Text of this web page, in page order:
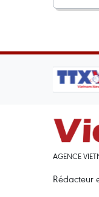
AGENCE
Rédacteur